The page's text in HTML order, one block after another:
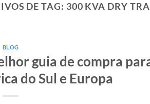
DE TAG: 300 KVA DRY
BLOG
guia de compra
do Sul e Europa